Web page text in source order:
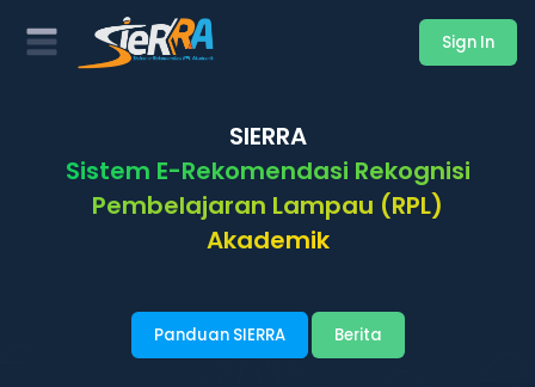
Sign In
SIERRA
Sistem E-Rekomendasi Rekognisi
Pembelajaran Lampau (RPL)
Akademik
Panduan SIERRA Berita